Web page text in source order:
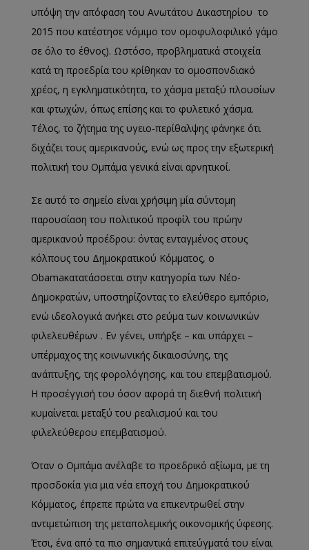
υπόψη την απόφαση του Ανωτάτου Δικαστηρίου το
2015 που κατέστησε νόμιμο τον ομοφυλοφιλικό γάμο
σε όλο το έθνος). Ωστόσο, προβληματικά στοιχεία
κατά τη προεδρία του κρίθηκαν το ομοσπονδιακό
χρέος, η εγκληματικότητα, το χάσμα μεταξύ πλουσίων
και φτωχών, όπως επίσης και το φυλετικό χάσμα.
Τέλος, το ζήτημα της υγειο-περίθαλψης φάνηκε ότι
διχάζει τους αμερικανούς, ενώ ως προς την εξωτερική
πολιτική του Ομπάμα γενικά είναι αρνητικοί.
Σε αυτό το σημείο είναι χρήσιμη μία σύντομη
παρουσίαση του πολιτικού προφίλ του πρώην
αμερικανού προέδρου: όντας ενταγμένος στους
κόλπους του Δημοκρατικού Κόμματος, ο
Obamaκατατάσσεται στην κατηγορία των Νέο-
Δημοκρατών, υποστηρίζοντας το ελεύθερο εμπόριο,
ενώ ιδεολογικά ανήκει στο ρεύμα των κοινωνικών
φιλελευθέρων . Εν γένει, υπήρξε – και υπάρχει –
υπέρμαχος της κοινωνικής δικαιοσύνης, της
ανάπτυξης, της φορολόγησης, και του επεμβατισμού.
Η προσέγγισή του όσον αφορά τη διεθνή πολιτική
κυμαίνεται μεταξύ του ρεαλισμού και του
φιλελεύθερου επεμβατισμού.
Όταν ο Ομπάμα ανέλαβε το προεδρικό αξίωμα, με τη
προσδοκία για μια νέα εποχή του Δημοκρατικού
Κόμματος, έπρεπε πρώτα να επικεντρωθεί στην
αντιμετώπιση της μεταπολεμικής οικονομικής ύφεσης.
Έτσι, ένα από τα πιο σημαντικά επιτεύγματά του είναι